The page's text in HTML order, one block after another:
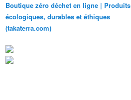
Boutique zéro déchet en ligne | Produits
écologiques, durables et éthiques
(takaterra.com)